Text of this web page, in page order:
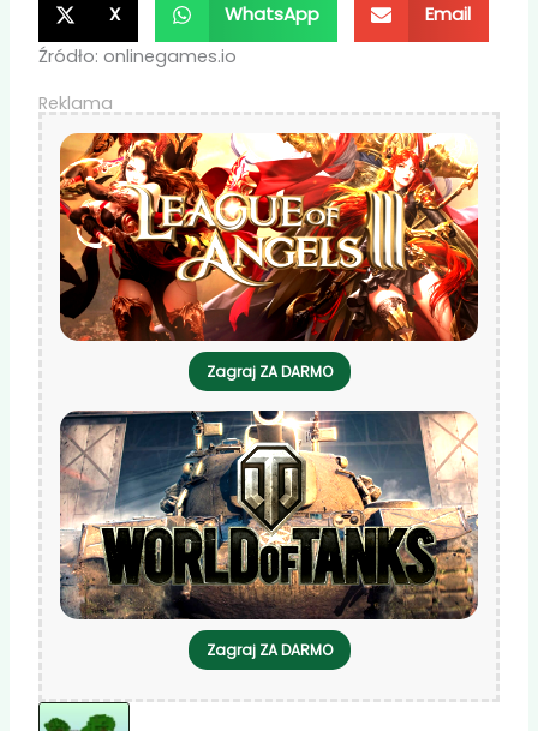
X WhatsApp Email
Źródło: onlinegames.io
Reklama
Zagraj ZA DARMO
Zagraj ZA DARMO